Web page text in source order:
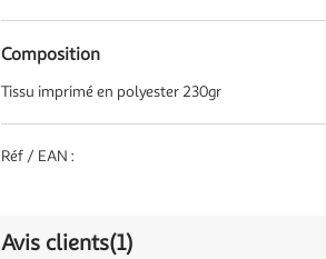
Composition
Tissu imprimé en polyester 230gr
Réf / EAN :
Avis clients(1)